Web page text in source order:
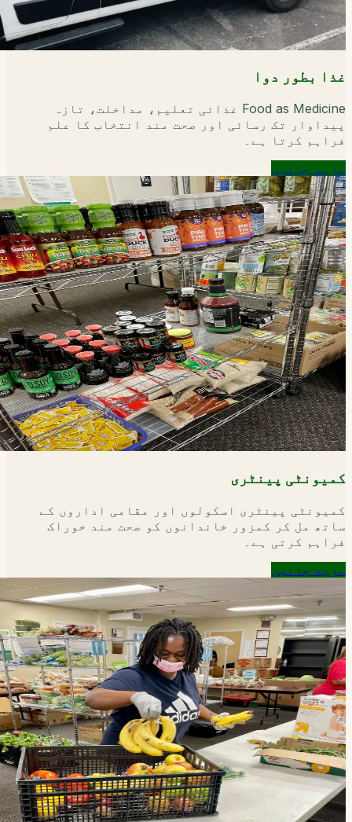
غذا بطور دوا
Food as Medicine غذائی تعلیم، مداخلت، تازہ
پیداوار تک رسائی اور صحت مند انتخاب کا علم
فراہم کرتا ہے۔
مزید جانیں
کمیونٹی پینٹری
کمیونٹی پینٹری اسکولوں اور مقامی اداروں کے
ساتھ مل کر کمزور خاندانوں کو صحت مند خوراک
فراہم کرتی ہے۔
مزید جانیں